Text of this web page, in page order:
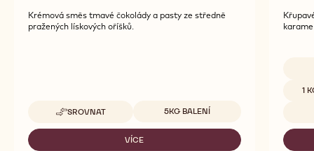
Krémová směs tmavé čokolády a pasty ze středně
pražených lískových oříšků.
SROVNAT
-
DARK
Dostupná balení
5KG BALENÍ
VÍCE
-
1